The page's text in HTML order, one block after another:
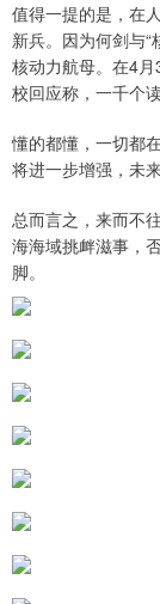
值得一提的是，在
新兵。因为何剑与
核动力航母。在4
校回应称，一千个
懂的都懂，一切都
将进一步增强，未
总而言之，来而不
海海域挑衅滋事，
脚。